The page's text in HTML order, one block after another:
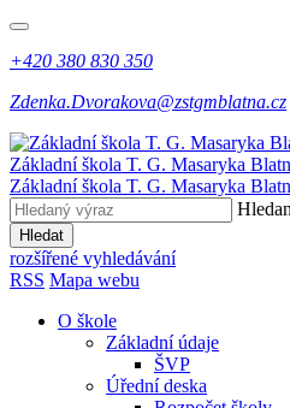
+420 380 830 350
Zdenka.Dvorakova@zstgmblatna.cz
Základní škola T. G. Masaryka
Základní škola T. G. Masaryka
Hledat
rozšířené vyhledávání
RSS Mapa webu
O škole
Základní údaje
ŠVP
Úřední deska